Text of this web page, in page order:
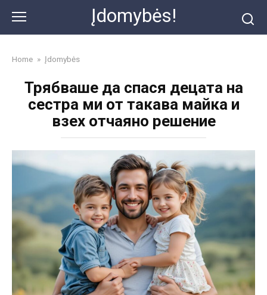
content
Įdomybės!
Home » Įdomybės
Трябваше да спася децата на
сестра ми от такава майка и
взех отчаяно решение